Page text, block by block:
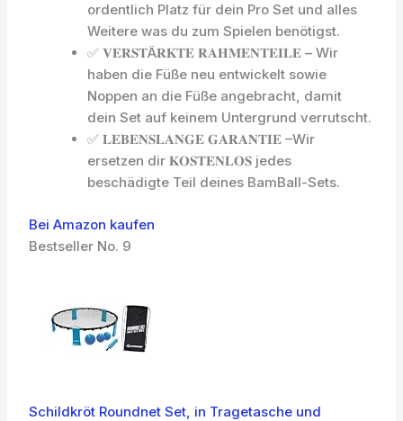
ordentlich Platz für dein Pro Set und alles
Weitere was du zum Spielen benötigst.
✅ 𝐕𝐄𝐑𝐒𝐓Ä𝐑𝐊𝐓𝐄 𝐑𝐀𝐇𝐌𝐄𝐍𝐓𝐄𝐈𝐋𝐄 – Wir
haben die Füße neu entwickelt sowie
Noppen an die Füße angebracht, damit
dein Set auf keinem Untergrund verrutscht.
✅ 𝐋𝐄𝐁𝐄𝐍𝐒𝐋𝐀𝐍𝐆𝐄 𝐆𝐀𝐑𝐀𝐍𝐓𝐈𝐄 –Wir
ersetzen dir 𝐊𝐎𝐒𝐓𝐄𝐍𝐋𝐎𝐒 jedes
beschädigte Teil deines BamBall-Sets.
Bei Amazon kaufen
Bestseller No. 9
Schildkröt Roundnet Set, in Tragetasche und